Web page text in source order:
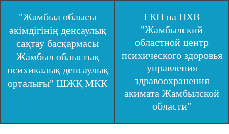
"Жамбыл облысы
әкімдігінің денсаулық
сақтау басқармасы
Жамбыл облыстық
психикалық денсаулық
орталығы" ШЖҚ МКК
ГКП на ПХВ
"Жамбылский
областной центр
психического здоровья
управления
здравоохранения
акимата Жамбылской
области"